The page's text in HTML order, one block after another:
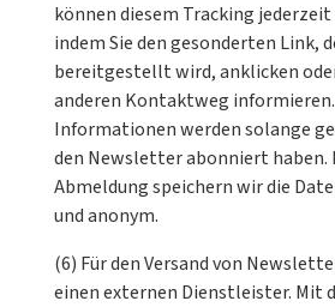
können diesem Tracking
indem Sie den gesonderten Link,
bereitgestellt wird, anklicken
anderen Kontaktweg
Informationen werden solange
den Newsletter abonniert haben.
Abmeldung speichern wir die
und anonym.
(6) Für den Versand von
einen externen Dienstleister. Mit